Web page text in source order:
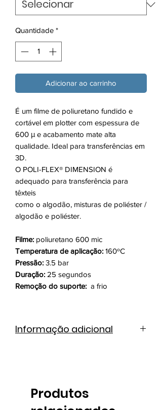
Quantidade *
Adicionar ao carrinho
É um filme de poliuretano fundido e
cortável em plotter com espessura de
600 μ e acabamento mate alta
qualidade. Ideal para transferências em
3D.
O POLI-FLEX® DIMENSION é
adequado para transferência para
têxteis
como o algodão, misturas de poliéster /
algodão e poliéster.
Filme: poliuretano 600 mic
Temperatura de aplicação: 160ºC
Pressão: 3.5 bar
Duração: 25 segundos
Remoção do suporte: a frio
Informação adicional
Produtos